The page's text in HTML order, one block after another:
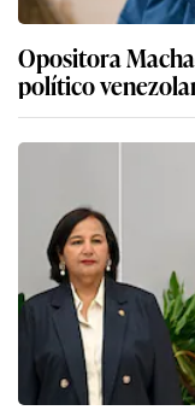
Opositora
político